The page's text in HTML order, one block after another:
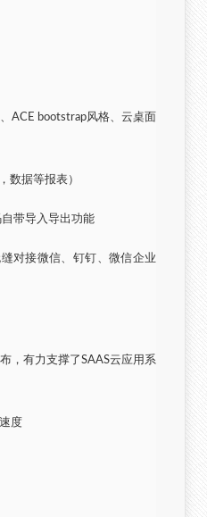
ACE bootstrap风格、云桌面
数据等报表）
带导入导出功能
对接微信、钉钉、微信企业
，有力支撑了SAAS云应用系
度